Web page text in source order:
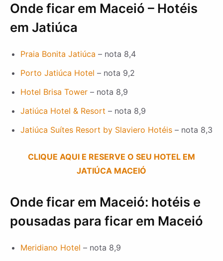
Onde ficar em Maceió – Hotéis
em Jatiúca
Praia Bonita Jatiúca – nota 8,4
Porto Jatiúca Hotel – nota 9,2
Hotel Brisa Tower – nota 8,9
Jatiúca Hotel & Resort – nota 8,9
Jatiúca Suítes Resort by Slaviero Hotéis – nota 8,3
CLIQUE AQUI E RESERVE O SEU HOTEL EM
JATIÚCA MACEIÓ
Onde ficar em Maceió: hotéis e
pousadas para ficar em Maceió
Meridiano Hotel – nota 8,9